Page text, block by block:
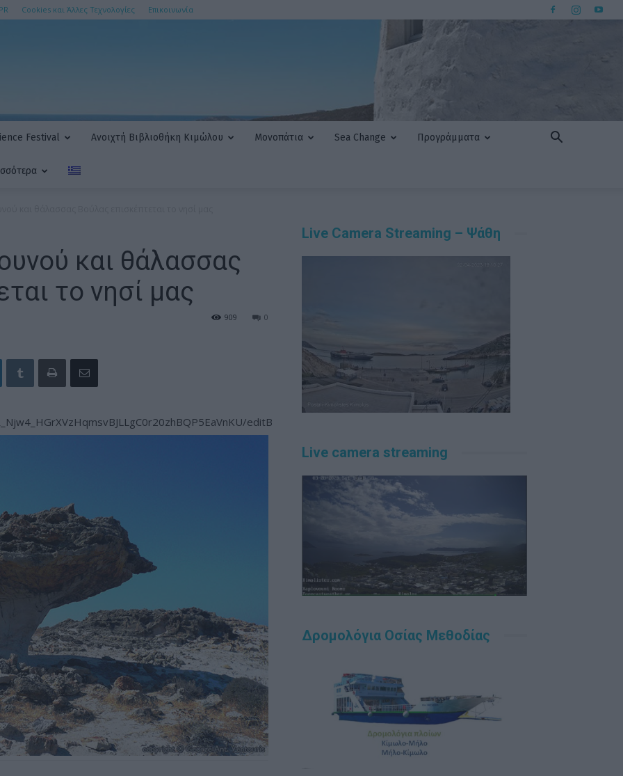
Cookies και Άλλες Τεχνολογίες Επικοινωνία
Festival Ανοιχτή Βιβλιοθήκη Κιμώλου Μονοπάτια Sea Change Προγράμματα
και θάλασσας
το νησί μας
0
909
editΒ
Live Camera Streaming – Ψάθη
Live camera streaming
Δρομολόγια Οσίας Μεθοδίας